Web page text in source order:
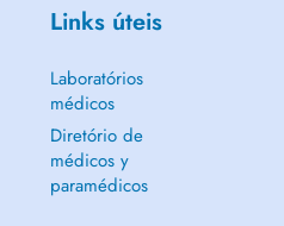
Links úteis
Laboratórios
médicos
Diretório de
médicos y
paramédicos